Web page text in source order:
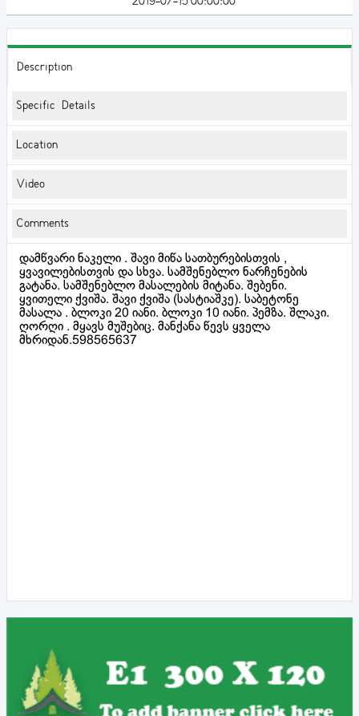
Description
Specific Details
Location
Video
Comments
დამწვარი ნაკელი . შავი მიწა სათბურებისთვის ,
ყვავილებისთვის და სხვა. სამშენებლო ნარჩენების
გატანა. სამშენებლო მასალების მიტანა. შებენი.
ყვითელი ქვიშა. შავი ქვიშა (სასტიაშკე). საბეტონე
მასალა . ბლოკი 20 იანი. ბლოკი 10 იანი. პემზა. შლაკი.
ღორღი . მყავს მუშებიც. მანქანა წევს ყველა
მხრიდან.598565637